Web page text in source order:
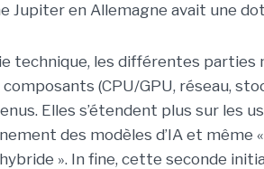
Jupiter en Allemagne avait une
technique, les différentes parties
composants (CPU/GPU, réseau,
Elles s’étendent plus sur les
des modèles d’IA et
». In fine, cette seconde